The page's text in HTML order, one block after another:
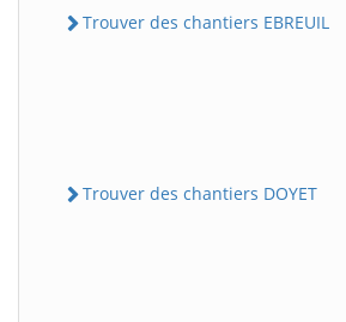
Trouver des chantiers EBREUIL
Trouver des chantiers DOYET